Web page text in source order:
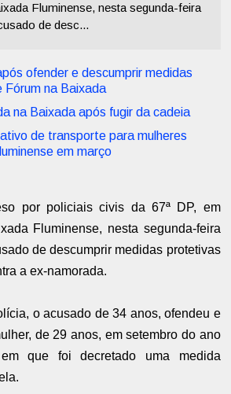
Fluminense, nesta segunda-feira
de desc...
ofender e descumprir medidas
na Baixada
na Baixada após fugir da cadeia
de transporte para mulheres
em março
por policiais civis da 67ª DP, em
Fluminense, nesta segunda-feira
de descumprir medidas protetivas
a ex-namorada.
o acusado de 34 anos, ofendeu e
de 29 anos, em setembro do ano
que foi decretado uma medida